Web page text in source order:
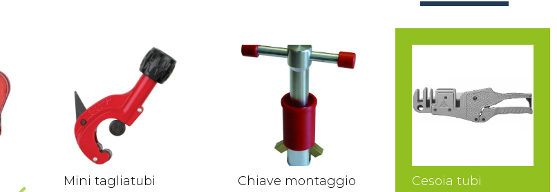
Mini tagliatubi
Chiave montaggio
Cesoia tubi